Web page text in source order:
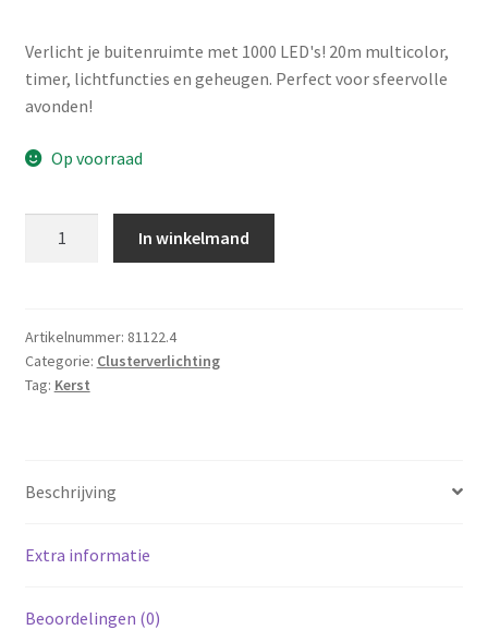
Verlicht je buitenruimte met 1000 LED's! 20m multicolor,
timer, lichtfuncties en geheugen. Perfect voor sfeervolle
avonden!
Op voorraad
-
20m
-
-
-
-
In winkelmand
Artikelnummer: 81122.4
Categorie: Clusterverlichting
Tag: Kerst
Beschrijving
Extra informatie
Beoordelingen (0)